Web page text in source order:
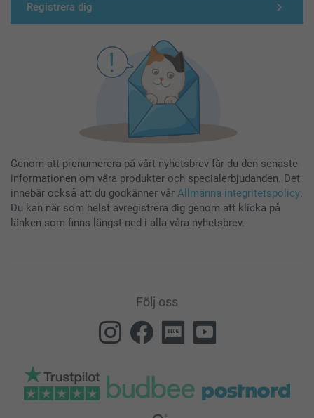
Registrera dig
Genom att prenumerera på vårt nyhetsbrev får du den senaste
informationen om våra produkter och specialerbjudanden. Det
innebär också att du godkänner vår Allmänna integritetspolicy.
Du kan när som helst avregistrera dig genom att klicka på
länken som finns längst ned i alla våra nyhetsbrev.
Följ oss